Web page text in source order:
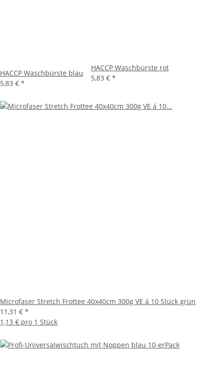
HACCP Waschbürste blau
5,83 € *
HACCP Waschbürste rot
5,83 € *
Microfaser Stretch Frottee 40x40cm 300g VE á 10 Stück grün
11,31 € *
1,13 € pro 1 Stück